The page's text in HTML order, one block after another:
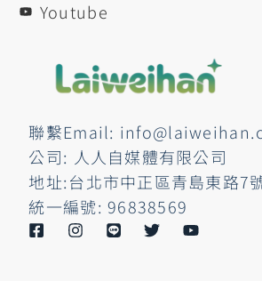
聯繫Email:
公司: 人人自媒體有限公司
地址:台北市中正區青島東路7
統一編號: 96838569
Youtube